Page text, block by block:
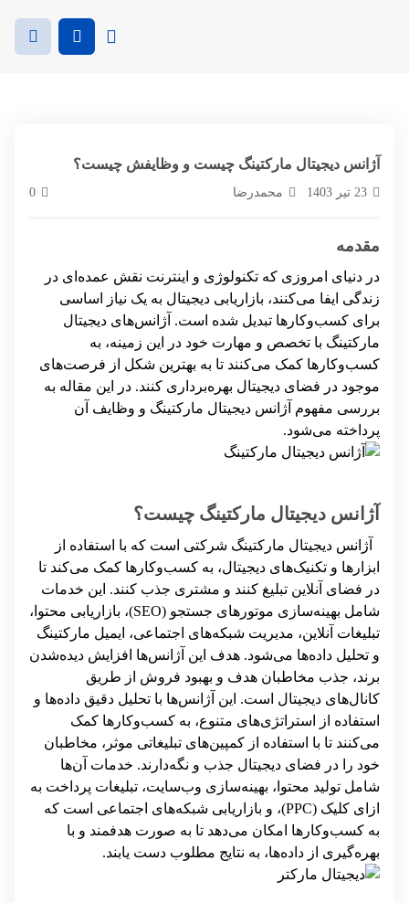
آژانس دیجیتال مارکتینگ چیست و وظایفش چیست؟
23 تیر 1403 محمدرضا 0
مقدمه
در دنیای امروزی که تکنولوژی و اینترنت نقش عمده‌ای در
زندگی ایفا می‌کنند، بازاریابی دیجیتال به یک نیاز اساسی
برای کسب‌وکارها تبدیل شده است. آژانس‌های دیجیتال
مارکتینگ با تخصص و مهارت خود در این زمینه، به
کسب‌وکارها کمک می‌کنند تا به بهترین شکل از فرصت‌های
موجود در فضای دیجیتال بهره‌برداری کنند. در این مقاله به
بررسی مفهوم آژانس دیجیتال مارکتینگ و وظایف آن
پرداخته می‌شود.
آژانس دیجیتال مارکتینگ چیست؟
آژانس دیجیتال مارکتینگ شرکتی است که با استفاده از
ابزارها و تکنیک‌های دیجیتال، به کسب‌وکارها کمک می‌کند تا
در فضای آنلاین تبلیغ کنند و مشتری جذب کنند. این خدمات
شامل بهینه‌سازی موتورهای جستجو (SEO)، بازاریابی محتوا،
تبلیغات آنلاین، مدیریت شبکه‌های اجتماعی، ایمیل مارکتینگ
و تحلیل داده‌ها می‌شود. هدف این آژانس‌ها افزایش دیده‌شدن
برند، جذب مخاطبان هدف و بهبود فروش از طریق
کانال‌های دیجیتال است. این آژانس‌ها با تحلیل دقیق داده‌ها و
استفاده از استراتژی‌های متنوع، به کسب‌وکارها کمک
می‌کنند تا با استفاده از کمپین‌های تبلیغاتی موثر، مخاطبان
خود را در فضای دیجیتال جذب و نگه‌دارند. خدمات آن‌ها
شامل تولید محتوا، بهینه‌سازی وب‌سایت، تبلیغات پرداخت به
ازای کلیک (PPC)، و بازاریابی شبکه‌های اجتماعی است که
به کسب‌وکارها امکان می‌دهد تا به صورت هدفمند و با
بهره‌گیری از داده‌ها، به نتایج مطلوب دست یابند.